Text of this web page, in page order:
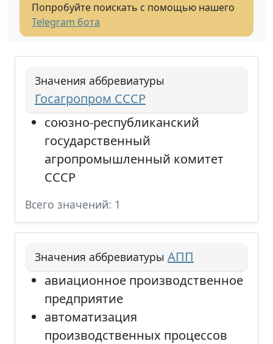
Попробуйте поискать с помощью нашего
Telegram бота
Значения аббревиатуры
Госагропром СССР
союзно-республиканский
государственный
агропромышленный комитет
СССР
Всего значений: 1
Значения аббревиатуры АПП
авиационное производственное
предприятие
автоматизация
производственных процессов